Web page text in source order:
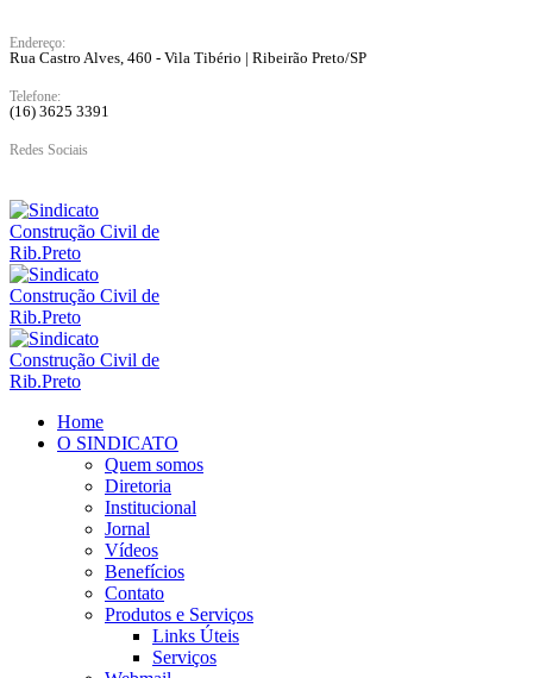
Endereço:
Rua Castro Alves, 460 - Vila Tibério | Ribeirão Preto/SP
Telefone:
(16) 3625 3391
Redes Sociais
Home
O SINDICATO
Quem somos
Diretoria
Institucional
Jornal
Vídeos
Benefícios
Contato
Produtos e Serviços
Links Úteis
Serviços